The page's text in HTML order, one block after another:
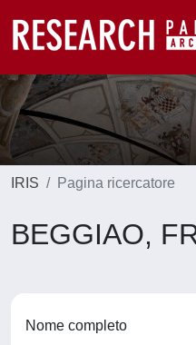
IRIS Pagina ricercatore
BEGGIAO,
Nome completo